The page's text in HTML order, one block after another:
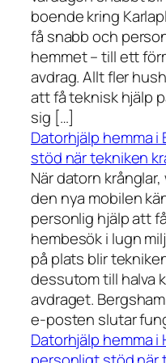
boende kring
få snabb och
hemmet – till ett
avdrag. Allt fler
att få teknisk hjälp
sig […]
Datorhjälp hemma
stöd när tekniken
När datorn
den nya mobilen
personlig hjälp att
hembesök i lugn
på plats blir
dessutom till halva
avdraget.
e-posten slutar
Datorhjälp hemma i